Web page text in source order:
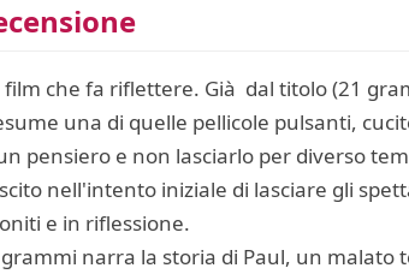
film che fa riflettere. Già dal titolo (21
una di quelle pellicole pulsanti,
pensiero e non lasciarlo per diverso
nell'intento iniziale di lasciare gli
e in riflessione.
narra la storia di Paul, un malato